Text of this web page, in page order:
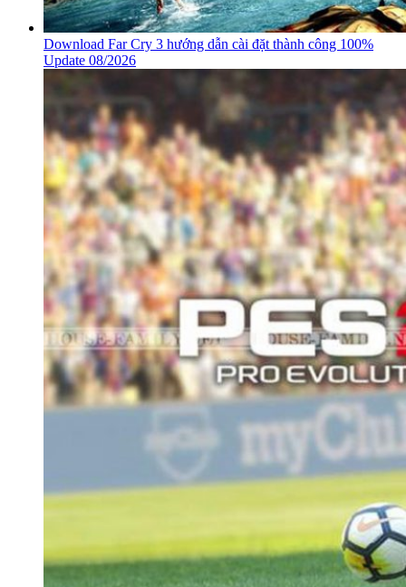
Download Far Cry 3 hướng dẫn cài đặt thành công 100%
Update 08/2026